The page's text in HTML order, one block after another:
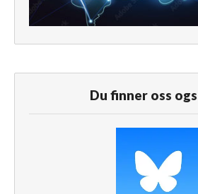
Du finner oss